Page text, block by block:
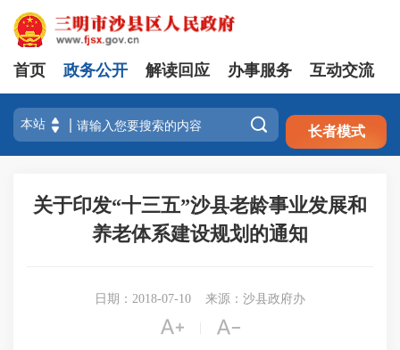
注册 登录
首页 政务公开 解读回应 办事服务 互动交流
 长者模式
关于印发“十三五”沙县老龄事业发展和
养老体系建设规划的通知
日期：2018-07-10 来源：沙县政府办
 